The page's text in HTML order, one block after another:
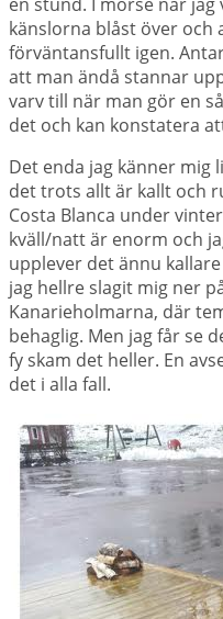
känslorna blåst över och
förväntansfullt igen.
att man ändå stannar
varv till när man gör en
det och kan konstatera
Det enda jag känner mig
det trots allt är kallt och
Costa Blanca under
kväll/natt är enorm och
upplever det ännu
jag hellre slagit mig ner
Kanarieholmarna, där
behaglig. Men jag får se
fy skam det heller. En
det i alla fall.